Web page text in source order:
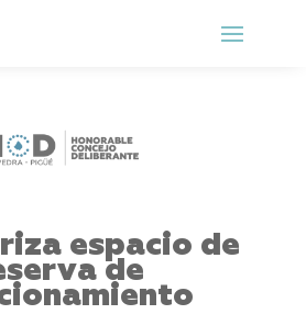
espacio de
de